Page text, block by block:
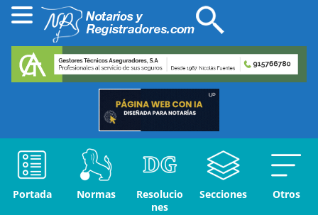
Portada Normas
Resolucio
nes
Secciones Otros